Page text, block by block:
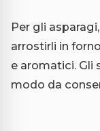
Per gli
arrostirli in
e aromatici. Gli
modo da